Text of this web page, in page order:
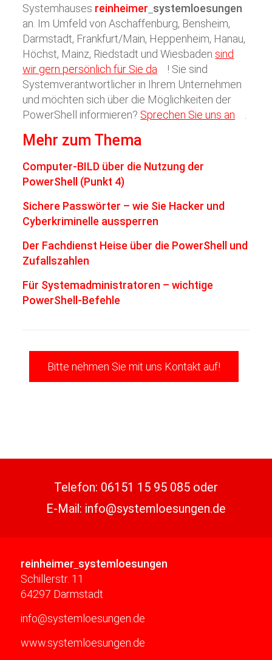
Systemhauses reinheimer systemloesungen
an. Im Umfeld von Aschaffenburg, Bensheim,
Darmstadt, Frankfurt/Main, Heppenheim, Hanau,
Höchst, Mainz, Riedstadt und Wiesbaden sind
wir gern persönlich für Sie da
! Sie sind
Systemverantwortlicher in Ihrem Unternehmen
und möchten sich über die Möglichkeiten der
PowerShell informieren? Sprechen Sie uns an
Mehr zum Thema
Computer-BILD über die Nutzung der
PowerShell (Punkt 4)
Sichere Passwörter – wie Sie Hacker und
Cyberkriminelle aussperren
Der Fachdienst Heise über die PowerShell und
Zufallszahlen
Für Systemadministratoren – wichtige
PowerShell-Befehle
Bitte nehmen Sie mit uns Kontakt auf!
Telefon: 06151 15 95 085 oder
E-Mail: info@systemloesungen.de
reinheimer systemloesungen
Schillerstr. 11
64297 Darmstadt
info@systemloesungen.de
www.systemloesungen.de